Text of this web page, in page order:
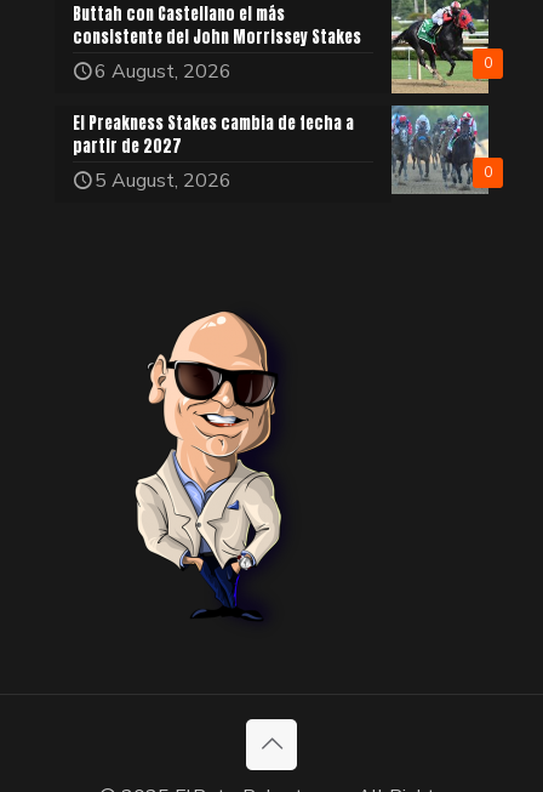
0
Buttah con Castellano el más
consistente del John Morrissey Stakes
6 August, 2026
0
El Preakness Stakes cambia de fecha a
partir de 2027
5 August, 2026